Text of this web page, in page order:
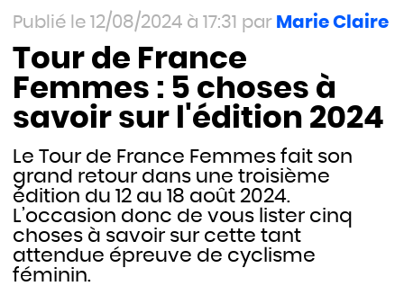
12/08/2024 à 17:31 Marie Claire
Tour de France
Femmes : 5 choses à
savoir sur l'édition 2024
Le Tour de France Femmes fait son
grand retour dans une troisième
édition du 12 au 18 août 2024.
L’occasion donc de vous lister cinq
choses à savoir sur cette tant
attendue épreuve de cyclisme
féminin.